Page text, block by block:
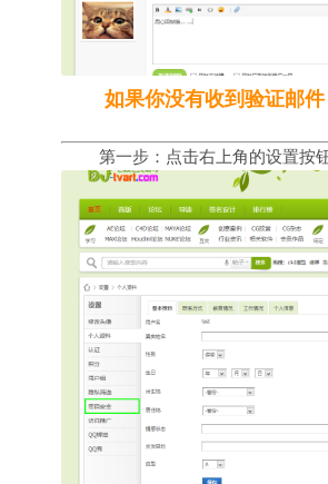
如果你没有收到验证邮件
第一步：点击右上角的设置按